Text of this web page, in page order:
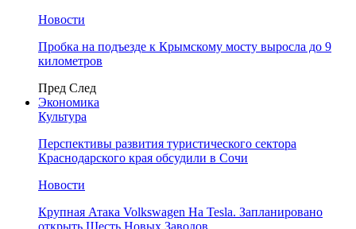
Новости
Пробка на подъезде к Крымскому мосту выросла до 9
километров
Пред След
Экономика
Культура
Перспективы развития туристического сектора
Краснодарского края обсудили в Сочи
Новости
Крупная Атака Volkswagen На Tesla. Запланировано
открыть Шесть Новых Заводов